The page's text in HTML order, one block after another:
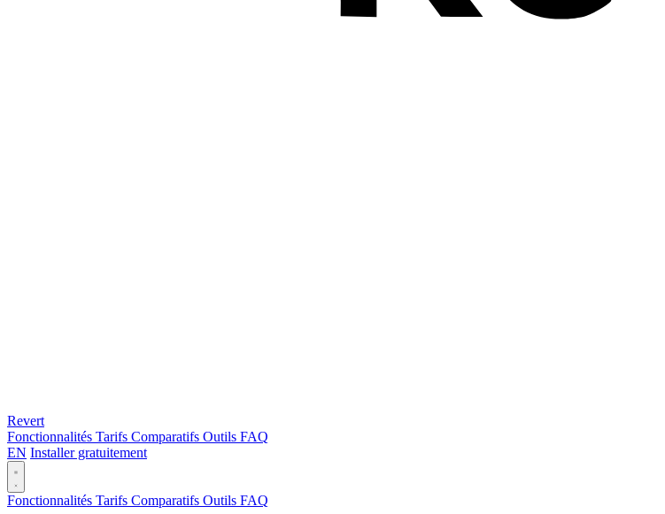
Revert
Fonctionnalités Tarifs Comparatifs Outils FAQ
EN Installer gratuitement
Fonctionnalités Tarifs Comparatifs Outils FAQ